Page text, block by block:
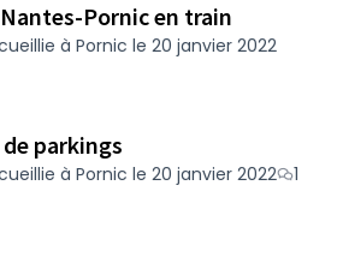
Pornic en train
à Pornic le 20 janvier 2022
parkings
à Pornic le 20 janvier 2022
1